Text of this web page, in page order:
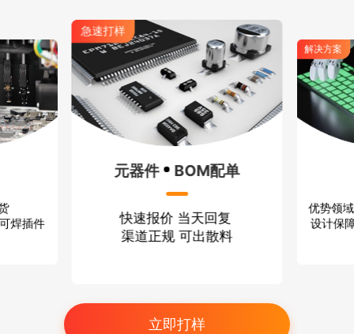
当天回复
可出散料
解决方案
方案设计
优势领域：无线通信 消费电子
设计保障：严格保密 技术过硬
立即打样